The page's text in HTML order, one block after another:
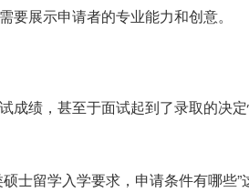
要展示申请者的专业能力和创意。
成绩，甚至于面试起到了录取的决
士留学入学要求，申请条件有哪